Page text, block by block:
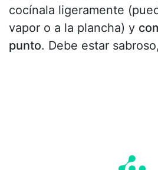
cocínala ligeramente
vapor o a la plancha) y
punto. Debe estar